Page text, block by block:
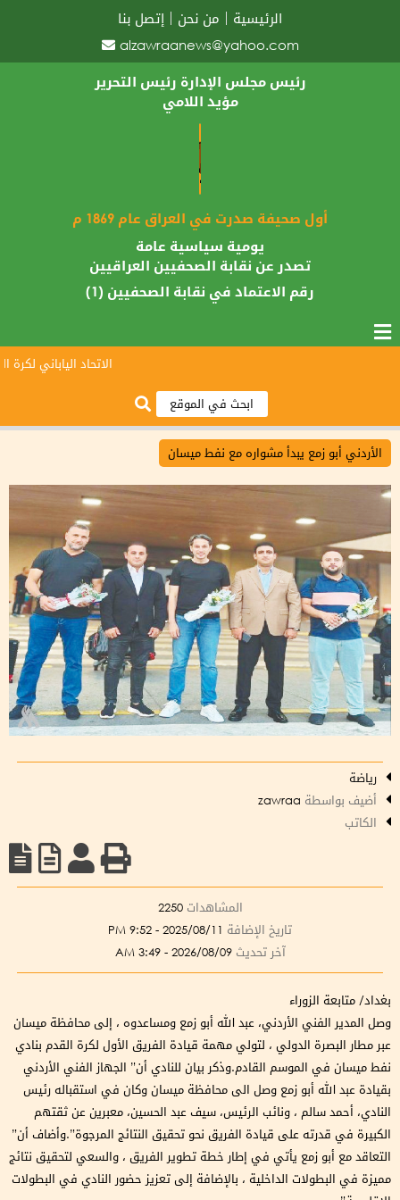
الرئيسية من نحن
إتصل بنا
alzawraanews@yahoo.com
رئيس مجلس الإدارة رئيس التحرير
مؤيد اللامي
أول صحيفة صدرت في العراق عام 1869 م
يومية سياسية عامة
تصدر عن نقابة الصحفيين العراقيين
رقم الاعتماد في نقابة الصحفيين (1)
الاتحاد الياباني لكرة
الأردني أبو زمع يبدأ مشواره مع نفط ميسان
رياضة
أضيف بواسطة
الكاتب
المشاهدات 2250
تاريخ الإضافة 2025/08/11 - 9:52 PM
آخر تحديث 2026/08/09 - 3:49 AM
بغداد/ متابعة الزوراء
وصل المدير الفني الأردني، عبد الله أبو زمع ومساعدوه ، إلى محافظة ميسان
عبر مطار البصرة الدولي ، لتولي مهمة قيادة الفريق الأول لكرة القدم بنادي
نفط ميسان في الموسم القادم.وذكر بيان للنادي أن” الجهاز الفني الأردني
بقيادة عبد الله أبو زمع وصل الى محافظة ميسان وكان في استقباله رئيس
النادي، أحمد سالم ، ونائب الرئيس، سيف عبد الحسين، معبرين عن ثقتهم
الكبيرة في قدرته على قيادة الفريق نحو تحقيق النتائج المرجوة”.وأضاف أن”
التعاقد مع أبو زمع يأتي في إطار خطة تطوير الفريق ، والسعي لتحقيق نتائج
مميزة في البطولات الداخلية ، بالإضافة إلى تعزيز حضور النادي في البطولات